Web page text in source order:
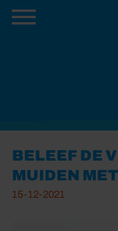
BELEEF DE
MUIDEN
15-12-2021